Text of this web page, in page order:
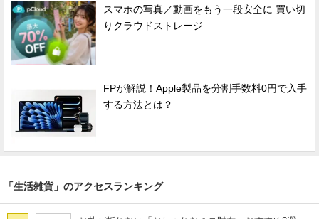
スマホの写真／動画をもう一段安全に 買い切
りクラウドストレージ
FPが解説！Apple製品を分割手数料0円で入手
する方法とは？
「生活雑貨」のアクセスランキング